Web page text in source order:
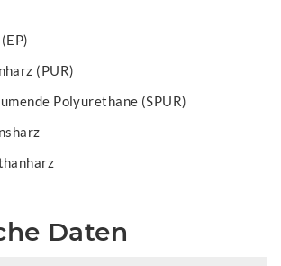
(PUR)
Polyurethane (SPUR)
Daten